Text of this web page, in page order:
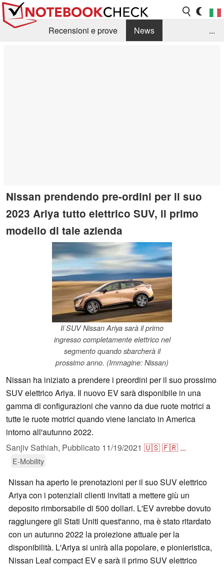
Recensioni e prove
News
...
Nissan prendendo pre-ordini per il suo
2023 Ariya tutto elettrico SUV, il primo
modello di tale azienda
Il SUV Nissan Ariya sarà il primo
ingresso completamente elettrico nel
segmento quando sbarcherà il
prossimo anno. (Immagine: Nissan)
Nissan ha iniziato a prendere i preordini per il suo prossimo
SUV elettrico Ariya. Il nuovo EV sarà disponibile in una
gamma di configurazioni che vanno da due ruote motrici a
tutte le ruote motrici quando viene lanciato in America
intorno all'autunno 2022.
Sanjiv Sathiah, Pubblicato 11/19/2021 🇺🇸🇫🇷 ...
E-Mobility
Nissan ha aperto le prenotazioni per il suo SUV elettrico
Ariya con i potenziali clienti invitati a mettere giù un
deposito rimborsabile di 500 dollari. L'EV avrebbe dovuto
raggiungere gli Stati Uniti quest'anno, ma è stato ritardato
con un autunno 2022 la proiezione attuale per la
disponibilità. L'Ariya si unirà alla popolare, e pionieristica,
Nissan Leaf compact EV e sarà il primo SUV elettrico